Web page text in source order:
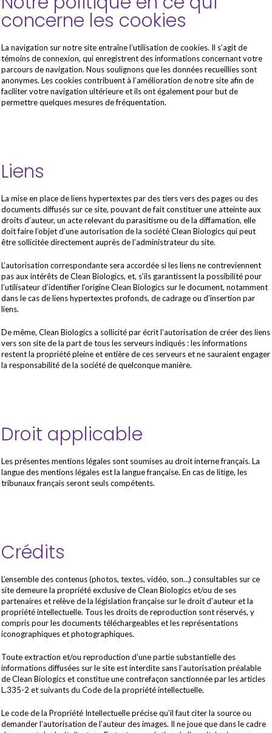
concerne les cookies
La navigation sur notre site entraîne l’utilisation de cookies. Il s’agit de
témoins de connexion, qui enregistrent des informations concernant votre
parcours de navigation. Nous soulignons que les données recueillies sont
anonymes. Les cookies contribuent à l’amélioration de notre site afin de
faciliter votre navigation ultérieure et ils ont également pour but de
permettre quelques mesures de fréquentation.
Liens
La mise en place de liens hypertextes par des tiers vers des pages ou des
documents diffusés sur ce site, pouvant de fait constituer une atteinte aux
droits d’auteur, un acte relevant du parasitisme ou de la diffamation, elle
doit faire l’objet d’une autorisation de la société Clean Biologics qui peut
être sollicitée directement auprès de l’administrateur du site.
L’autorisation correspondante sera accordée si les liens ne contreviennent
pas aux intérêts de Clean Biologics, et, s’ils garantissent la possibilité pour
l’utilisateur d’identifier l’origine Clean Biologics sur le document, notamment
dans le cas de liens hypertextes profonds, de cadrage ou d’insertion par
liens.
De même, Clean Biologics a sollicité par écrit l’autorisation de créer des liens
vers son site de la part de tous les serveurs indiqués : les informations
restent la propriété pleine et entière de ces serveurs et ne sauraient engager
la responsabilité de la société de quelconque manière.
Droit applicable
Les présentes mentions légales sont soumises au droit interne français. La
langue des mentions légales est la langue française. En cas de litige, les
tribunaux français seront seuls compétents.
Crédits
L’ensemble des contenus (photos, textes, vidéo, son…) consultables sur ce
site demeure la propriété exclusive de Clean Biologics et/ou de ses
partenaires et relève de la législation française sur le droit d’auteur et la
propriété intellectuelle. Tous les droits de reproduction sont réservés, y
compris pour les documents téléchargeables et les représentations
iconographiques et photographiques.
Toute extraction et/ou reproduction d’une partie substantielle des
informations diffusées sur le site est interdite sans l’autorisation préalable
de Clean Biologics et constitue une contrefaçon sanctionnée par les articles
L.335-2 et suivants du Code de la propriété intellectuelle.
Le code de la Propriété Intellectuelle précise qu’il faut citer la source ou
demander l’autorisation de l’auteur des images. Il ne joue que dans le cadre